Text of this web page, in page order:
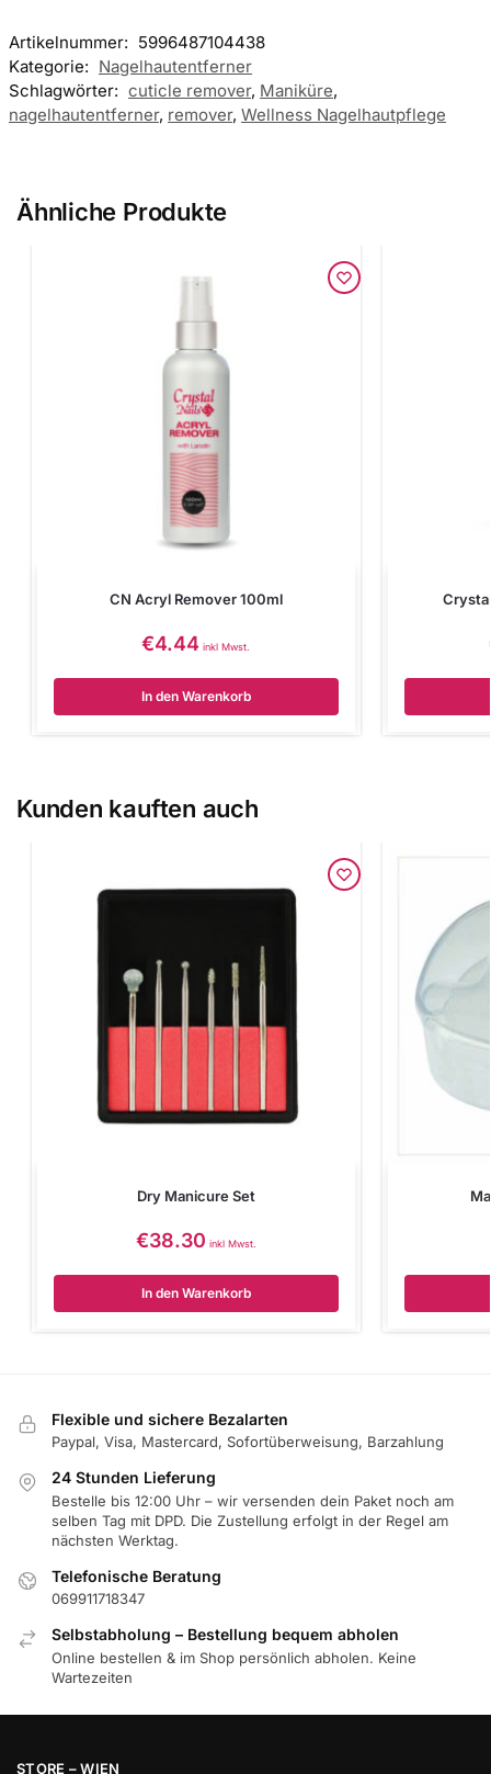
Artikelnummer: 5996487104438
Kategorie: Nagelhautentferner
Schlagwörter: cuticle remover, Maniküre,
nagelhautentferner, remover, Wellness Nagelhautpflege
Ähnliche Produkte
CN Acryl Remover 100ml
€4.44 inkl Mwst.
In den Warenkorb
Kunden kauften auch
Dry Manicure Set
€38.30 inkl Mwst.
In den Warenkorb
Flexible und sichere Bezalarten
Paypal, Visa, Mastercard, Sofortüberweisung, Barzahlung
24 Stunden Lieferung
Bestelle bis 12:00 Uhr – wir versenden dein Paket noch am
selben Tag mit DPD. Die Zustellung erfolgt in der Regel am
nächsten Werktag.
Telefonische Beratung
069911718347
Selbstabholung – Bestellung bequem abholen
Online bestellen & im Shop persönlich abholen. Keine
Wartezeiten
STORE – WIEN